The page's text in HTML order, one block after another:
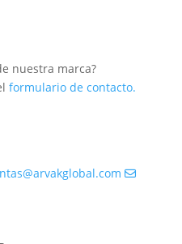
nuestra marca?
formulario de contacto.